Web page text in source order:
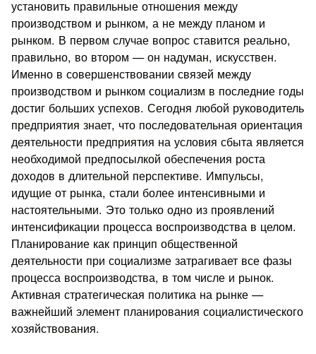
установить правильные отношения между
производством и рынком, а не между планом и
рынком. В первом случае вопрос ставится реально,
правильно, во втором — он надуман, искусствен.
Именно в совершенствовании связей между
производством и рынком социализм в последние годы
достиг больших успехов. Сегодня любой руководитель
предприятия знает, что последовательная ориентация
деятельности предприятия на условия сбыта является
необходимой предпосылкой обеспечения роста
доходов в длительной перспективе. Импульсы,
идущие от рынка, стали более интенсивными и
настоятельными. Это только одно из проявлений
интенсификации процесса воспроизводства в целом.
Планирование как принцип общественной
деятельности при социализме затрагивает все фазы
процесса воспроизводства, в том числе и рынок.
Активная стратегическая политика на рынке —
важнейший элемент планирования социалистического
хозяйствования.